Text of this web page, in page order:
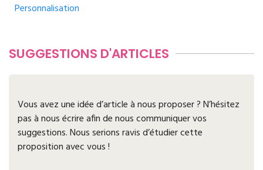
Personnalisation
SUGGESTIONS D'ARTICLES
Vous avez une idée d’article à nous proposer ? N’hésitez
pas à nous écrire afin de nous communiquer vos
suggestions. Nous serions ravis d’étudier cette
proposition avec vous !